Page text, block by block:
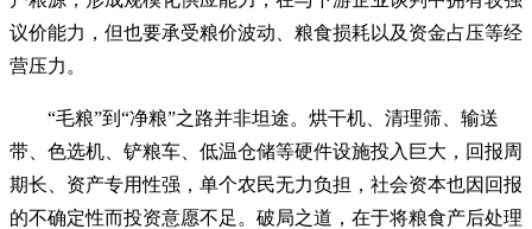
议价能力，但也要承受粮价波动、粮食损耗以及资金占压等经
营压力。
“毛粮”到“净粮”之路并非坦途。烘干机、清理筛、输送
带、色选机、铲粮车、低温仓储等硬件设施投入巨大，回报周
期长、资产专用性强，单个农民无力负担，社会资本也因回报
的不确定性而投资意愿不足。破局之道，在于将粮食产后处理